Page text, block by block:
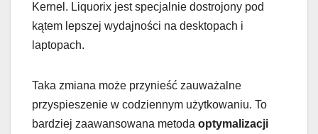
Kernel. Liquorix jest specjalnie dostrojony pod
kątem lepszej wydajności na desktopach i
laptopach.
Taka zmiana może przynieść zauważalne
przyspieszenie w codziennym użytkowaniu. To
bardziej zaawansowana metoda optymalizacji